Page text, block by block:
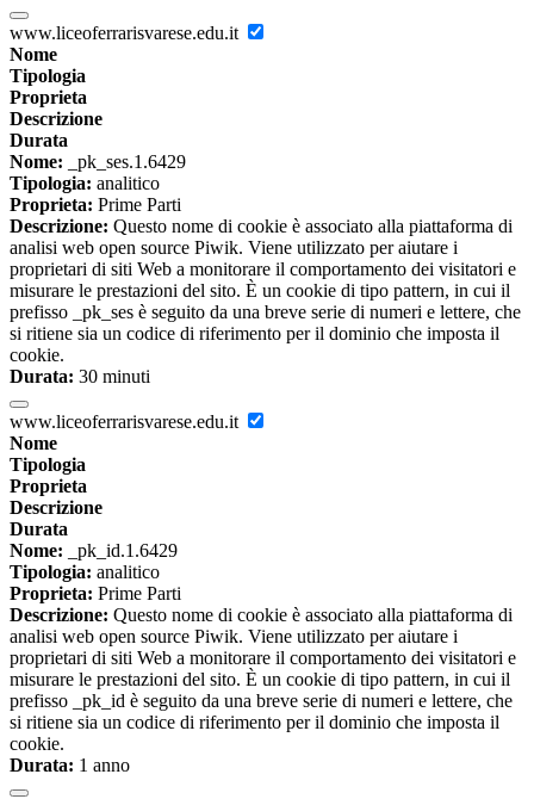
www.liceoferrarisvarese.edu.it
Nome
Tipologia
Proprieta
Descrizione
Durata
Nome: _pk_ses.1.6429
Tipologia: analitico
Proprieta: Prime Parti
Descrizione: Questo nome di cookie è associato alla piattaforma di
analisi web open source Piwik. Viene utilizzato per aiutare i
proprietari di siti Web a monitorare il comportamento dei visitatori e
misurare le prestazioni del sito. È un cookie di tipo pattern, in cui il
prefisso _pk_ses è seguito da una breve serie di numeri e lettere, che
si ritiene sia un codice di riferimento per il dominio che imposta il
cookie.
Durata: 30 minuti
www.liceoferrarisvarese.edu.it
Nome
Tipologia
Proprieta
Descrizione
Durata
Nome: _pk_id.1.6429
Tipologia: analitico
Proprieta: Prime Parti
Descrizione: Questo nome di cookie è associato alla piattaforma di
analisi web open source Piwik. Viene utilizzato per aiutare i
proprietari di siti Web a monitorare il comportamento dei visitatori e
misurare le prestazioni del sito. È un cookie di tipo pattern, in cui il
prefisso _pk_id è seguito da una breve serie di numeri e lettere, che
si ritiene sia un codice di riferimento per il dominio che imposta il
cookie.
Durata: 1 anno